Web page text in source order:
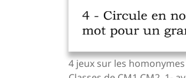
4 jeux sur les